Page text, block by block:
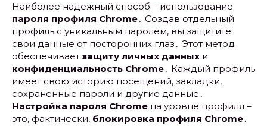
Наиболее надежный способ – использование
пароля профиля Chrome․ Создав отдельный
профиль с уникальным паролем, вы защитите
свои данные от посторонних глаз․ Этот метод
обеспечивает защиту личных данных и
конфиденциальность Chrome․ Каждый профиль
имеет свою историю посещений, закладки,
сохраненные пароли и другие данные․
Настройка пароля Chrome на уровне профиля –
это, фактически, блокировка профиля Chrome․